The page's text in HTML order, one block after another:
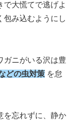
で大慌てで逃げよ
包み込むようにし
ガニがいる沢は豊
どの虫対策 を怠
を忘れずに、静か